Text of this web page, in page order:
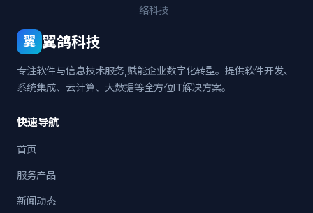
络科技
翼 翼鸽科技
专注软件与信息技术服务,赋能企业数字化转型。提供软件开发、
系统集成、云计算、大数据等全方位IT解决方案。
快速导航
首页
服务产品
新闻动态